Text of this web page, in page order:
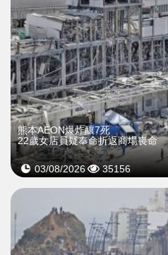
熊本AEON爆炸釀7死
22歲女店員疑奉命折返商場喪命
03/08/2026 35156